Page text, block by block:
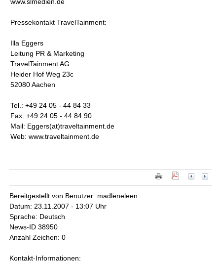
Pressekontakt TravelTainment:
Illa Eggers
Leitung PR & Marketing
TravelTainment AG
Heider Hof Weg 23c
52080 Aachen
Tel.: +49 24 05 - 44 84 33
Fax: +49 24 05 - 44 84 90
Mail: Eggers(at)traveltainment.de
Web: www.traveltainment.de
Bereitgestellt von Benutzer: madleneleen
Datum: 23.11.2007 - 13:07 Uhr
Sprache: Deutsch
News-ID 38950
Anzahl Zeichen: 0
Kontakt-Informationen: